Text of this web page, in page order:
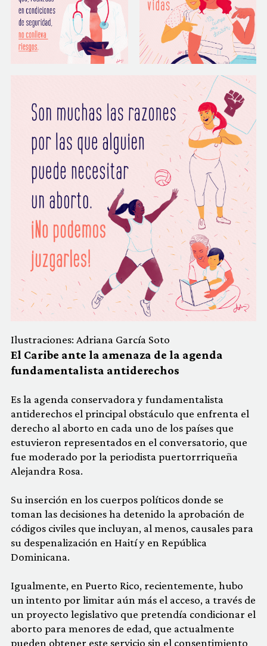
Ilustraciones: Adriana García Soto
El Caribe ante la amenaza de la agenda
fundamentalista antiderechos
Es la agenda conservadora y fundamentalista
antiderechos el principal obstáculo que enfrenta el
derecho al aborto en cada uno de los países que
estuvieron representados en el conversatorio, que
fue moderado por la periodista puertorrriqueña
Alejandra Rosa.
Su inserción en los cuerpos políticos donde se
toman las decisiones ha detenido la aprobación de
códigos civiles que incluyan, al menos, causales para
su despenalización en Haití y en República
Dominicana.
Igualmente, en Puerto Rico, recientemente, hubo
un intento por limitar aún más el acceso, a través de
un proyecto legislativo que pretendía condicionar el
aborto para menores de edad, que actualmente
pueden obtener este servicio sin el consentimiento